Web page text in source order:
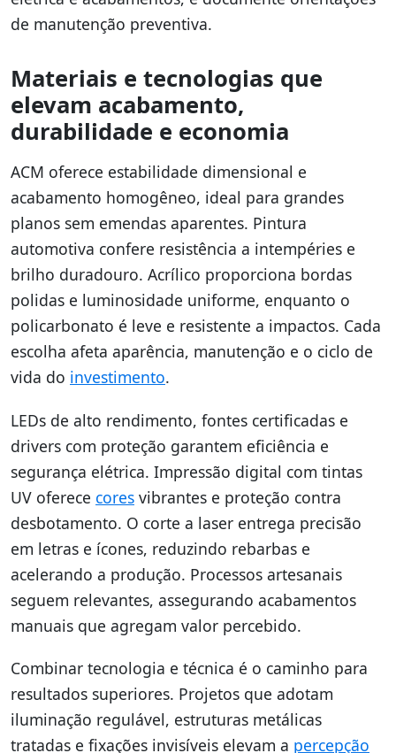
de manutenção preventiva.
Materiais e tecnologias que
elevam acabamento,
durabilidade e economia
ACM oferece estabilidade dimensional e
acabamento homogêneo, ideal para grandes
planos sem emendas aparentes. Pintura
automotiva confere resistência a intempéries e
brilho duradouro. Acrílico proporciona bordas
polidas e luminosidade uniforme, enquanto o
policarbonato é leve e resistente a impactos. Cada
escolha afeta aparência, manutenção e o ciclo de
vida do investimento.
LEDs de alto rendimento, fontes certificadas e
drivers com proteção garantem eficiência e
segurança elétrica. Impressão digital com tintas
UV oferece cores vibrantes e proteção contra
desbotamento. O corte a laser entrega precisão
em letras e ícones, reduzindo rebarbas e
acelerando a produção. Processos artesanais
seguem relevantes, assegurando acabamentos
manuais que agregam valor percebido.
Combinar tecnologia e técnica é o caminho para
resultados superiores. Projetos que adotam
iluminação regulável, estruturas metálicas
tratadas e fixações invisíveis elevam a percepção